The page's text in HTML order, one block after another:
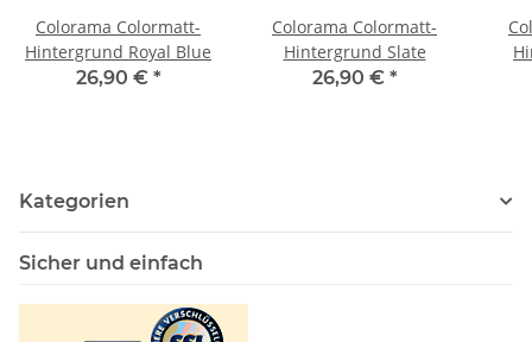
Colorama Colormatt-
Hintergrund Royal Blue
26,90 € *
Colorama Colormatt-
Hintergrund Slate
26,90 € *
Kategorien
Sicher und einfach